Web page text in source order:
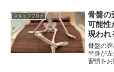
スタッフブログ
骨盤の
可能性
現われ
骨盤の
半身が
習慣を